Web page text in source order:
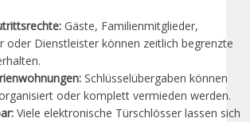
Gäste, Familienmitglieder,
oder Dienstleister können zeitlich begrenzte
Schlüsselübergaben können
oder komplett vermieden werden.
Viele elektronische Türschlösser lassen sich